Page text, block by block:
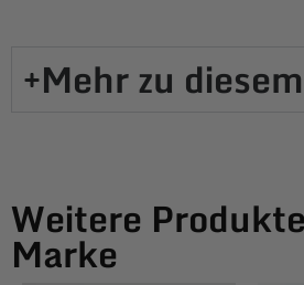
Mehr zu
Weitere
Marke